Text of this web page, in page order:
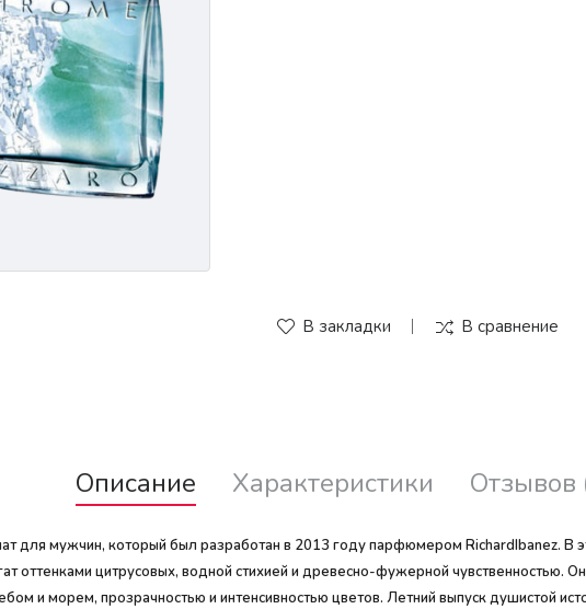
В закладки В сравнение
Описание Характеристики Отзывов
для мужчин, который был разработан в 2013 году парфюмером RichardIbanez. В
оттенками цитрусовых, водной стихией и древесно-фужерной чувственностью.
и морем, прозрачностью и интенсивностью цветов. Летний выпуск душистой